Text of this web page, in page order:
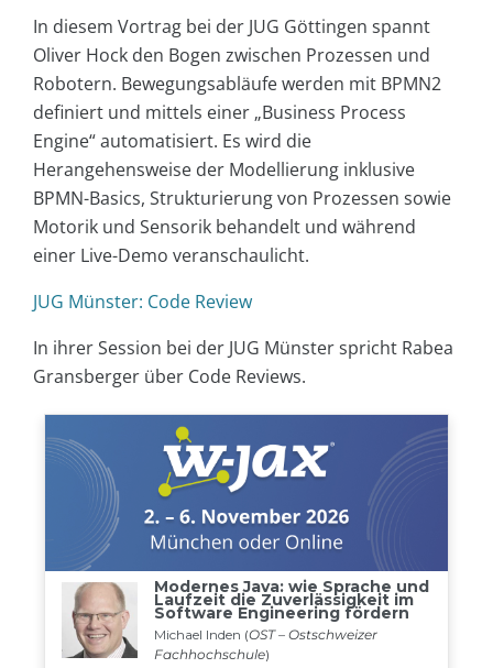
In diesem Vortrag bei der JUG Göttingen spannt
Oliver Hock den Bogen zwischen Prozessen und
Robotern. Bewegungsabläufe werden mit BPMN2
definiert und mittels einer „Business Process
Engine“ automatisiert. Es wird die
Herangehensweise der Modellierung inklusive
BPMN-Basics, Strukturierung von Prozessen sowie
Motorik und Sensorik behandelt und während
einer Live-Demo veranschaulicht.
JUG Münster: Code Review
In ihrer Session bei der JUG Münster spricht Rabea
Gransberger über Code Reviews.